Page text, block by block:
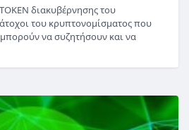
TOKEN διακυβέρνησης του
του κρυπτονομίσματος που
να συζητήσουν και να